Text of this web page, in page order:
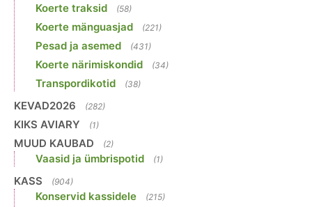
Koerte traksid (58)
Koerte mänguasjad (221)
Pesad ja asemed (431)
Koerte närimiskondid (34)
Transpordikotid (38)
KEVAD2026 (282)
KIKS AVIARY (1)
MUUD KAUBAD (2)
Vaasid ja ümbrispotid (1)
KASS (904)
Konservid kassidele (215)